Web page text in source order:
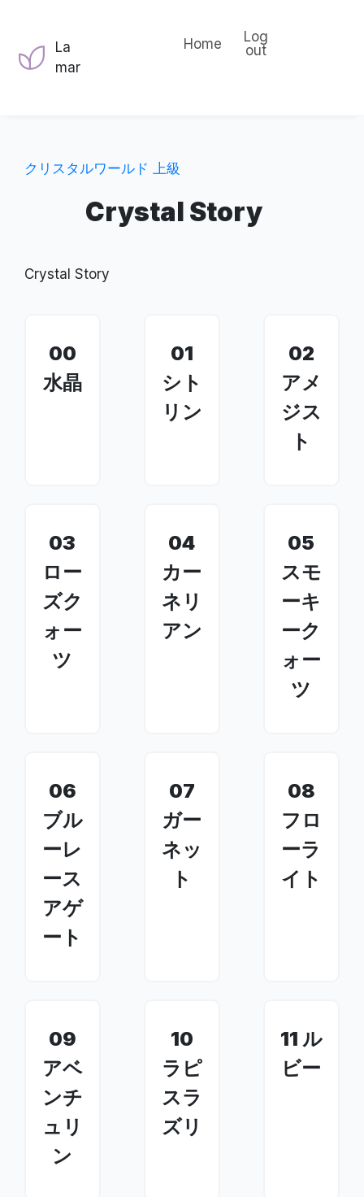
La
mar
Home
Log
out
クリスタルワールド 上級
Crystal Story
Crystal Story
00
水晶
01
シト
リン
02
アメ
ジス
ト
03
ロー
ズク
ォー
ツ
04
カー
ネリ
アン
05
スモ
ーキ
ーク
ォー
ツ
06
ブル
ーレ
ース
アゲ
ート
07
ガー
ネッ
ト
08
フロ
ーラ
イト
09
アベ
ンチ
ュリ
ン
10
ラピ
スラ
ズリ
11 ル
ビー